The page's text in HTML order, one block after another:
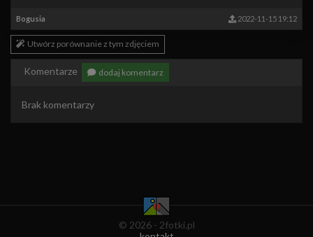
Bogusia 2022-11-15 19:12
Utwórz porównanie z tym zdjęciem
Komentarze dodaj komentarz
Brak komentarzy
© 2026 - 2fotki.pl